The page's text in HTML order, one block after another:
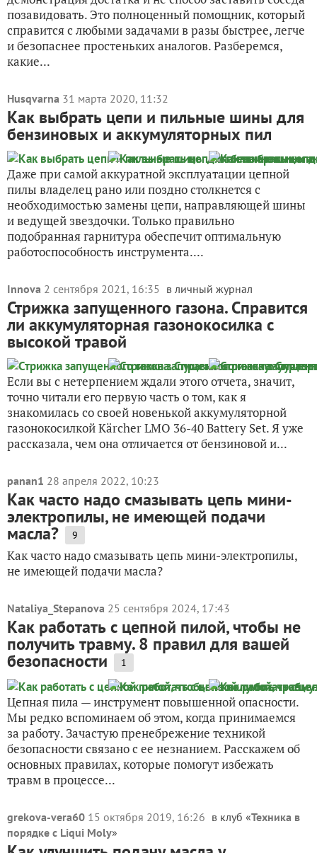
позавидовать. Это полноценный помощник, который
справится с любыми задачами в разы быстрее, легче
и безопаснее простеньких аналогов. Разберемся,
какие...
Husqvarna 31 марта 2020, 11:32
Как выбрать цепи и пильные шины для
бензиновых и аккумуляторных пил
Даже при самой аккуратной эксплуатации цепной
пилы владелец рано или поздно столкнется с
необходимостью замены цепи, направляющей шины
и ведущей звездочки. Только правильно
подобранная гарнитура обеспечит оптимальную
работоспособность инструмента....
Innova 2 сентября 2021, 16:35 в личный журнал
Стрижка запущенного газона. Справится
ли аккумуляторная газонокосилка с
высокой травой
Если вы с нетерпением ждали этого отчета, значит,
точно читали его первую часть о том, как я
знакомилась со своей новенькой аккумуляторной
газонокосилкой Kärcher LMO 36-40 Battery Set. Я уже
рассказала, чем она отличается от бензиновой и...
panan1 28 апреля 2022, 10:23
Как часто надо смазывать цепь мини-
электропилы, не имеющей подачи
масла? 9
Как часто надо смазывать цепь мини-электропилы,
не имеющей подачи масла?
Nataliya_Stepanova 25 сентября 2024, 17:43
Как работать с цепной пилой, чтобы не
получить травму. 8 правил для вашей
безопасности 1
Цепная пила — инструмент повышенной опасности.
Мы редко вспоминаем об этом, когда принимаемся
за работу. Зачастую пренебрежение техникой
безопасности связано с ее незнанием. Расскажем об
основных правилах, которые помогут избежать
травм в процессе...
grekova-vera60 15 октября 2019, 16:26 в клуб «Техника в
порядке с Liqui Moly»